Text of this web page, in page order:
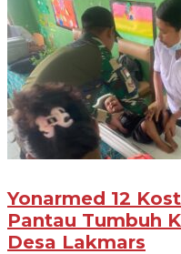
Yonarmed 12
Pantau Tumbuh
Desa Lakmars